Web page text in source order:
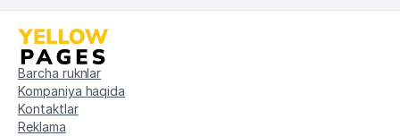
Barcha ruknlar
Kompaniya haqida
Kontaktlar
Reklama